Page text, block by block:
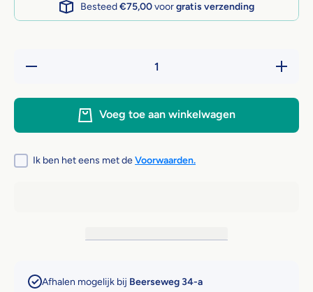
Besteed€75,00voorgratis verzending
Hoeveelheid
Verhoog
Voeg toe aan winkelwagen
Ik ben het eens met deVoorwaarden.
Afhalen mogelijk bij Beerseweg 34-a